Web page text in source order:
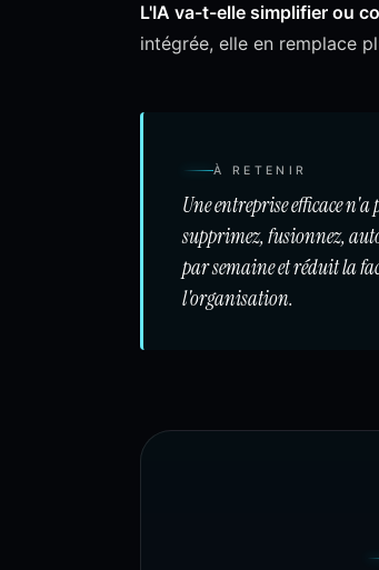
L'IA va-t-elle simplifier ou
intégrée, elle en remplace
À RETENIR
Une entreprise efficace
supprimez, fusionnez,
par semaine et réduit la
l'organisation.